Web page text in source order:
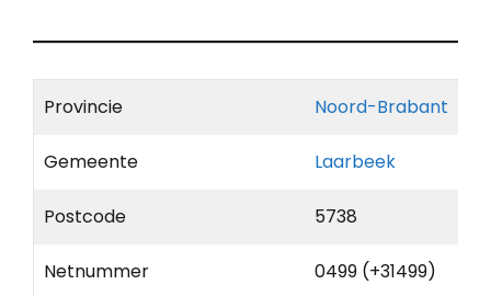
Provincie Noord-Brabant
Gemeente Laarbeek
Postcode 5738
Netnummer 0499 (+31499)